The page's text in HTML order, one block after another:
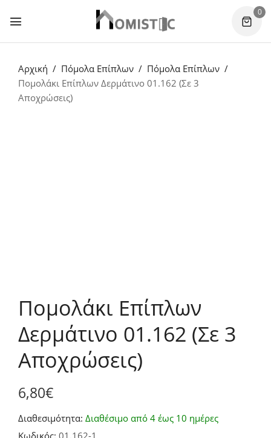
0
Αρχική Πόμολα Επίπλων
Πόμολα Επίπλων
Πομολάκι Επίπλων Δερμάτινο 01.162 (Σε 3
Αποχρώσεις)
Πομολάκι Επίπλων
Δερμάτινο 01.162 (Σε 3
Αποχρώσεις)
6,80€
Διαθεσιμότητα: Διαθέσιμο από 4 έως 10 ημέρες
Κωδικός: 01.162-1